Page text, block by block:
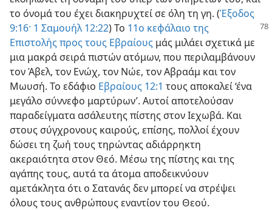
το όνομά του έχει διακηρυχτεί σε όλη τη γη. (Έξοδος
9:16· 1 Σαμουήλ 12:22) Το 11ο κεφάλαιο της
Επιστολής προς τους Εβραίους μάς μιλάει σχετικά με
μια μακρά σειρά πιστών ατόμων, που περιλαμβάνουν
τον Άβελ, τον Ενώχ, τον Νώε, τον Αβραάμ και τον
Μωυσή. Το εδάφιο Εβραίους 12:1 τους αποκαλεί ‘ένα
μεγάλο σύννεφο μαρτύρων’. Αυτοί αποτελούσαν
παραδείγματα ασάλευτης πίστης στον Ιεχωβά. Και
στους σύγχρονους καιρούς, επίσης, πολλοί έχουν
δώσει τη ζωή τους τηρώντας αδιάρρηκτη
ακεραιότητα στον Θεό. Μέσω της πίστης και της
αγάπης τους, αυτά τα άτομα αποδεικνύουν
αμετάκλητα ότι ο Σατανάς δεν μπορεί να στρέψει
όλους τους ανθρώπους εναντίον του Θεού.